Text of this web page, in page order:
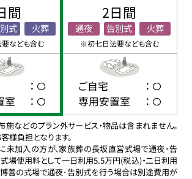
間
式 火葬
なども含む
：
室
：
2日間
通夜 告別式 火葬
※初七日法要なども含む
ご自宅
：
専用安置室
：
などのプラン外サービス・物品は含まれません。
様負担となります。
加入の方が、家族葬の長坂直営式場で通夜･告
場使用料として一日利用5.5万円(税込)・二日利用
善の式場で通夜･告別式を行う場合は別途費用が